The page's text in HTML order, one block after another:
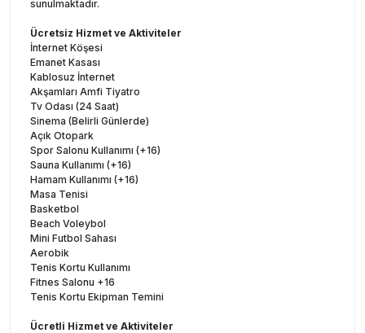
sunulmaktadır.
Ücretsiz Hizmet ve Aktiviteler
İnternet Köşesi
Emanet Kasası
Kablosuz İnternet
Akşamları Amfi Tiyatro
Tv Odası (24 Saat)
Sinema (Belirli Günlerde)
Açık Otopark
Spor Salonu Kullanımı (+16)
Sauna Kullanımı (+16)
Hamam Kullanımı (+16)
Masa Tenisi
Basketbol
Beach Voleybol
Mini Futbol Sahası
Aerobik
Tenis Kortu Kullanımı
Fitnes Salonu +16
Tenis Kortu Ekipman Temini
Ücretli Hizmet ve Aktiviteler